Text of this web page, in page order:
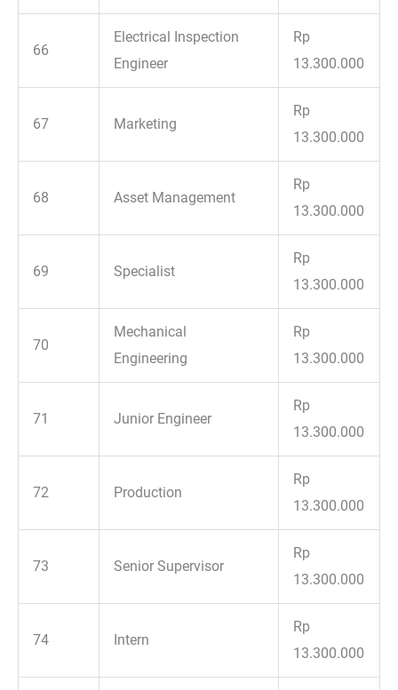
66
Electrical Inspection
Engineer
Rp
13.300.000
67 Marketing
Rp
13.300.000
68 Asset Management
Rp
13.300.000
69 Specialist
Rp
13.300.000
70
Mechanical
Engineering
Rp
13.300.000
71 Junior Engineer
Rp
13.300.000
72 Production
Rp
13.300.000
73 Senior Supervisor
Rp
13.300.000
74 Intern
Rp
13.300.000